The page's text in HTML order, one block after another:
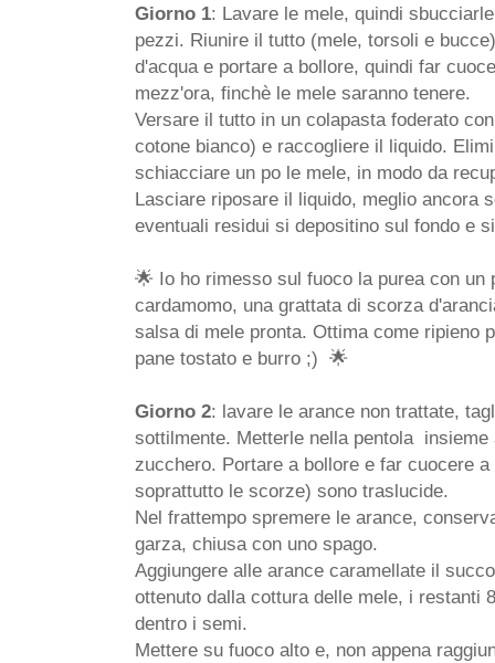
Giorno 1: Lavare le mele, quindi
pezzi. Riunire il tutto (mele, torsoli e
d'acqua e portare a bollore, quindi far
mezz'ora, finchè le mele saranno tenere.
Versare il tutto in un colapasta foderato
cotone bianco) e raccogliere il liquido.
schiacciare un po le mele, in modo da
Lasciare riposare il liquido, meglio ancora
eventuali residui si depositino sul fondo e
🌟 Io ho rimesso sul fuoco la purea con un
cardamomo, una grattata di scorza
salsa di mele pronta. Ottima come ripieno
pane tostato e burro ;) 🌟
Giorno 2: lavare le arance non trattate,
sottilmente. Metterle nella pentola insieme
zucchero. Portare a bollore e far cuocere
soprattutto le scorze) sono traslucide.
Nel frattempo spremere le arance,
garza, chiusa con uno spago.
Aggiungere alle arance caramellate il
ottenuto dalla cottura delle mele, i restanti
dentro i semi.
Mettere su fuoco alto e, non appena